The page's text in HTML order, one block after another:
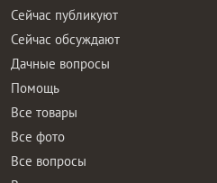
Сейчас публикуют
Сейчас обсуждают
Дачные вопросы
Помощь
Все товары
Все фото
Все вопросы